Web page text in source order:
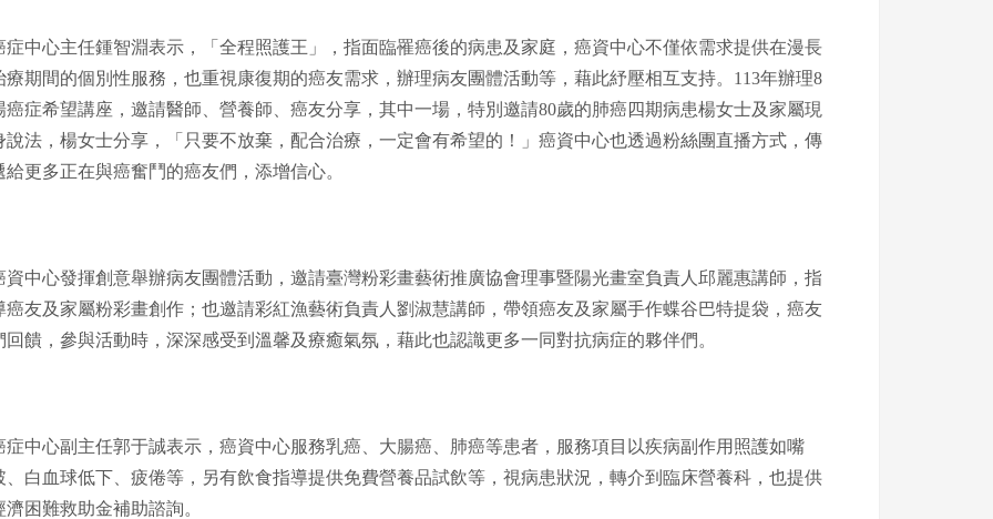
症中心主任鍾智淵表示，「全程照護王」，指面臨罹癌後的病患及家庭，癌資中心不僅依需求提供在漫長
療期間的個別性服務，也重視康復期的癌友需求，辦理病友團體活動等，藉此紓壓相互支持。113年辦理8
癌症希望講座，邀請醫師、營養師、癌友分享，其中一場，特別邀請80歲的肺癌四期病患楊女士及家屬現
說法，楊女士分享，「只要不放棄，配合治療，一定會有希望的！」癌資中心也透過粉絲團直播方式，傳
給更多正在與癌奮鬥的癌友們，添增信心。
資中心發揮創意舉辦病友團體活動，邀請臺灣粉彩畫藝術推廣協會理事暨陽光畫室負責人邱麗惠講師，指
癌友及家屬粉彩畫創作；也邀請彩紅漁藝術負責人劉淑慧講師，帶領癌友及家屬手作蝶谷巴特提袋，癌友
回饋，參與活動時，深深感受到溫馨及療癒氣氛，藉此也認識更多一同對抗病症的夥伴們。
症中心副主任郭于誠表示，癌資中心服務乳癌、大腸癌、肺癌等患者，服務項目以疾病副作用照護如嘴
、白血球低下、疲倦等，另有飲食指導提供免費營養品試飲等，視病患狀況，轉介到臨床營養科，也提供
濟困難救助金補助諮詢。